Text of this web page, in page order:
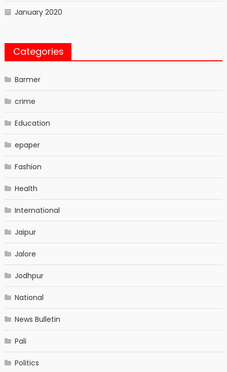
January 2020
Categories
Barmer
crime
Education
epaper
Fashion
Health
International
Jaipur
Jalore
Jodhpur
National
News Bulletin
Pali
Politics